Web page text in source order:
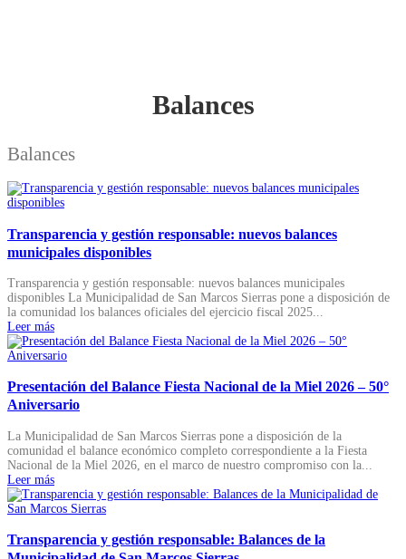
Balances
Balances
Transparencia y gestión responsable: nuevos balances
municipales disponibles​
Transparencia y gestión responsable: nuevos balances municipales
disponibles La Municipalidad de San Marcos Sierras pone a disposición de
la comunidad los balances oficiales del ejercicio fiscal 2025...
Leer más
Presentación del Balance Fiesta Nacional de la Miel 2026 – 50°
Aniversario
La Municipalidad de San Marcos Sierras pone a disposición de la
comunidad el balance económico completo correspondiente a la Fiesta
Nacional de la Miel 2026, en el marco de nuestro compromiso con la...
Leer más
Transparencia y gestión responsable: Balances de la